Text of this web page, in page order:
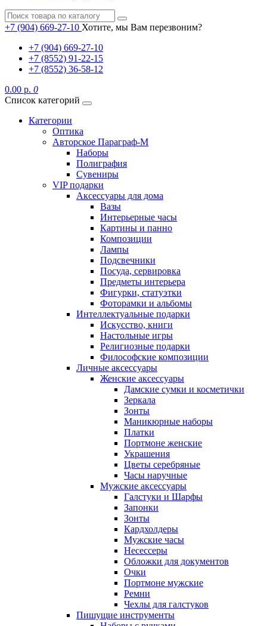
+7 (904) 669-27-10 Хотите, мы Вам перезвоним?
+7 (904) 669-27-10
+7 (8552) 91-22-15
+7 (8552) 36-58-12
0.00 р. 0
Список категорий
Категории
Оптика
Авторское Параграф-М
Наборы
Полиграфия
Сувениры
VIP подарки
Аксессуары для дома
Вазы
Интерьерные часы
Картины и панно
Композиции
Лампы
Подсвечники
Посуда, сервировка
Предметы интерьера
Фигурки, статуэтки
Фоторамки и альбомы
Интеллектуальные подарки
Искусство, книги
Настольные игры
Религиозные подарки
Философские композиции
Личные аксессуары
Женские аксессуары
Дамские сумки и косметички
Зеркала
Зонты
Маникюрные наборы
Платки
Портмоне женские
Украшения
Цветы серебряные
Часы наручные
Мужские аксессуары
Галстуки и Шарфы
Запонки
Зонты
Кардхолдеры
Мужские часы
Несессеры
Обложки для документов
Очки
Портмоне мужские
Ремни
Чехлы для галстуков
Пишущие инструменты